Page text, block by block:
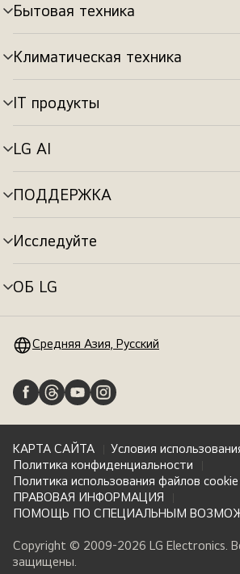
Бытовая техника
Переключатель
меню
Климатическая техника
Переключатель
меню
IT продукты
Переключатель
меню
LG AI
Переключатель
меню
ПОДДЕРЖКА
Переключатель
меню
Исследуйте
Переключатель
меню
ОБ LG
Переключатель
Средняя Азия, Русский
КАРТА САЙТА
Условия
Политика конфиденциальности
Политика использования файлов cookie
ПРАВОВАЯ ИНФОРМАЦИЯ
ПОМОЩЬ ПО СПЕЦИАЛЬНЫМ
Copyright © 2009-2026 LG Electronics.
защищены.